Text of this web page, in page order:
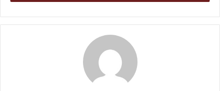
Formação de Agentes Singulares; e Programa Carnaval
Podem participar da seleção, pelo Edital n° 003/2022,
pessoas físicas ou coletivos não formalizados. Cada
proponente poderá inscrever um projeto de estudo e